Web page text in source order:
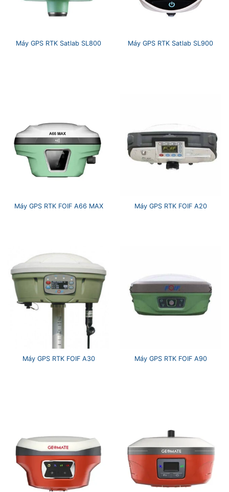
Máy GPS RTK Satlab SL800 Máy GPS RTK Satlab SL900
Máy GPS RTK FOIF A66 MAX Máy GPS RTK FOIF A20
Máy GPS RTK FOIF A30 Máy GPS RTK FOIF A90